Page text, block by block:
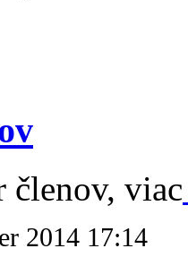
členov, viac
2014 17:14